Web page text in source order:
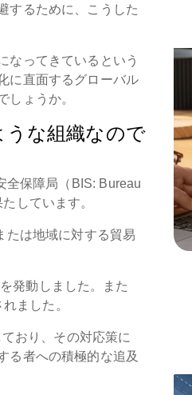
するために、こうした
なってきているという
に直面するグローバル
しょうか。
うな組織なので
全保障局（BIS: Bureau
しています。
たは地域に対する貿易
発動しました。また
ました。
おり、その対応策に
る者への積極的な追及